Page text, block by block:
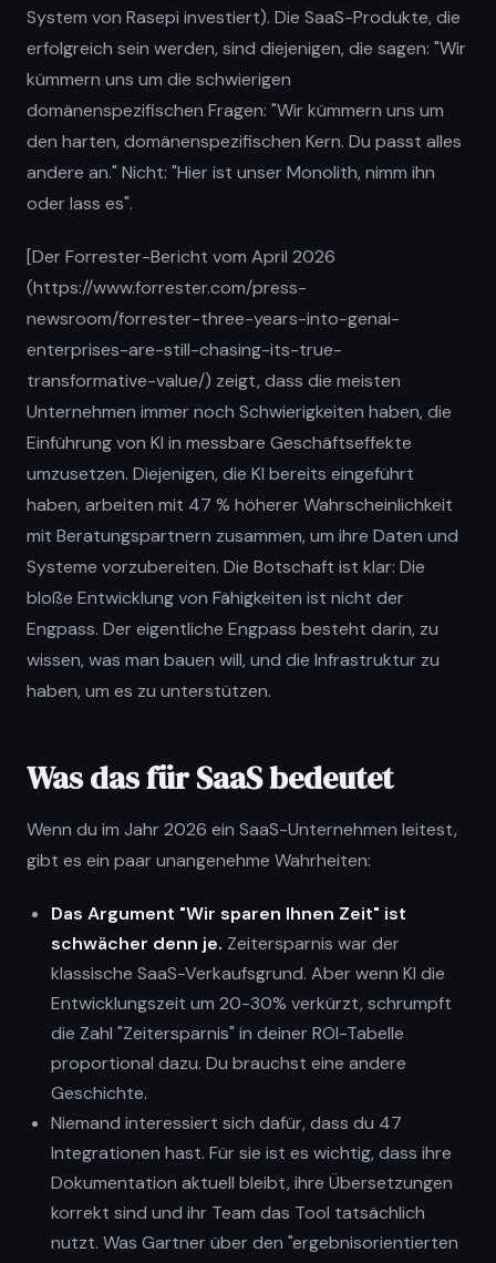
System von Rasepi investiert). Die SaaS-Produkte, die
erfolgreich sein werden, sind diejenigen, die sagen: "Wir
kümmern uns um die schwierigen
domänenspezifischen Fragen: "Wir kümmern uns um
den harten, domänenspezifischen Kern. Du passt alles
andere an." Nicht: "Hier ist unser Monolith, nimm ihn
oder lass es".
[Der Forrester-Bericht vom April 2026
(https://www.forrester.com/press-
newsroom/forrester-three-years-into-genai-
enterprises-are-still-chasing-its-true-
transformative-value/) zeigt, dass die meisten
Unternehmen immer noch Schwierigkeiten haben, die
Einführung von KI in messbare Geschäftseffekte
umzusetzen. Diejenigen, die KI bereits eingeführt
haben, arbeiten mit 47 % höherer Wahrscheinlichkeit
mit Beratungspartnern zusammen, um ihre Daten und
Systeme vorzubereiten. Die Botschaft ist klar: Die
bloße Entwicklung von Fähigkeiten ist nicht der
Engpass. Der eigentliche Engpass besteht darin, zu
wissen, was man bauen will, und die Infrastruktur zu
haben, um es zu unterstützen.
Was das für SaaS bedeutet
Wenn du im Jahr 2026 ein SaaS-Unternehmen leitest,
gibt es ein paar unangenehme Wahrheiten:
Das Argument "Wir sparen Ihnen Zeit" ist
schwächer denn je. Zeitersparnis war der
klassische SaaS-Verkaufsgrund. Aber wenn KI die
Entwicklungszeit um 20-30% verkürzt, schrumpft
die Zahl "Zeitersparnis" in deiner ROI-Tabelle
proportional dazu. Du brauchst eine andere
Geschichte.
Niemand interessiert sich dafür, dass du 47
Integrationen hast. Für sie ist es wichtig, dass ihre
Dokumentation aktuell bleibt, ihre Übersetzungen
korrekt sind und ihr Team das Tool tatsächlich
nutzt. Was Gartner über den "ergebnisorientierten